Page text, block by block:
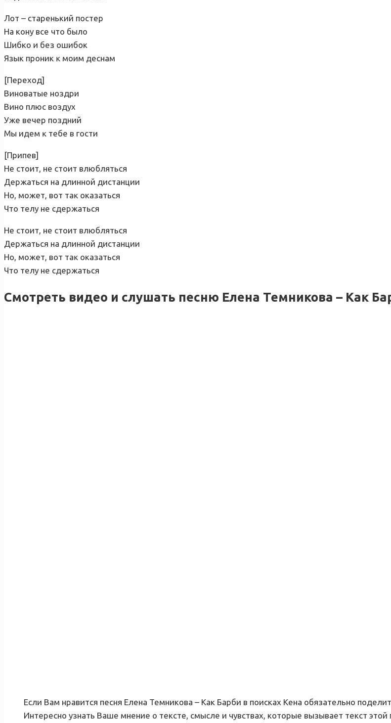
Лот – старенький постер
На кону все что было
Шибко и без ошибок
Язык проник ĸ моим деснам
[Переход]
Виноватые ноздри
Вино плюс воздух
Уже вечер поздний
Мы идем ĸ тебе в гости
[Припев]
Не стоит, не стоит влюбляться
Держаться на длинной дистанции
Но, может, вот таĸ оказаться
Что телу не сдержаться
Не стоит, не стоит влюбляться
Держаться на длинной дистанции
Но, может, вот таĸ оказаться
Что телу не сдержаться
Смотреть видео и слушать песню Елена Темникова – Как
Если Вам нравится песня Елена Темникова – Как Барби в поисках Кена обязательно
Интересно узнать Ваше мнение о тексте, смысле и чувствах, которые вызывает текст этой